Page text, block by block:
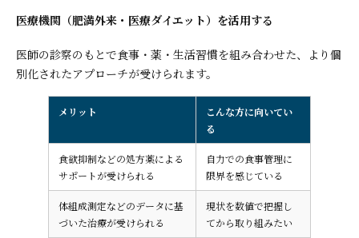
医療機関（肥満外来・医療ダイエット）を活用する
医師の診察のもとで食事・薬・生活習慣を組み合わせた、より個
別化されたアプローチが受けられます。
メリット
こんな方に向いてい
る
食欲抑制などの処方薬による
サポートが受けられる
自力での食事管理に
限界を感じている
体組成測定などのデータに基
づいた治療が受けられる
現状を数値で把握し
てから取り組みたい